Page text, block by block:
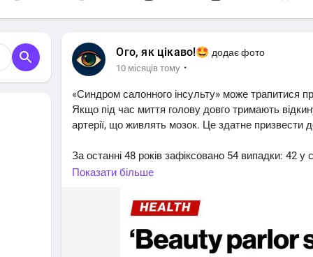
Ого, як цікаво!🤩 додає фото
10 місяців тому ·
«Синдром салонного інсульту» може трапитися
Якщо під час миття голову довго тримають
артерії, що живлять мозок. Це здатне призвести
За останні 48 років зафіксовано 54 випадки: 42 у
Лікарі радять: шию треба підтримувати — можна
Показати більше